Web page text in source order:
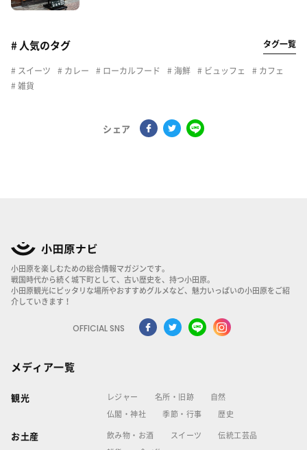
# 人気のタグ タグ一覧
スイーツ カレー ローカルフード 海鮮 ビュッフェ
カフェ
雑貨
シェア
小田原を楽しむための総合情報マガジンです。
戦国時代から続く城下町として、古い歴史を、持つ小田原。
小田原観光にピッタリな場所やおすすめグルメなど、魅力いっぱいの小田原をご紹
介していきます！
OFFICIAL SNS
メディア一覧
観光 レジャー 名所・旧跡 自然
仏閣・神社 季節・行事 歴史
お土産 飲み物・お酒 スイーツ 伝統工芸品